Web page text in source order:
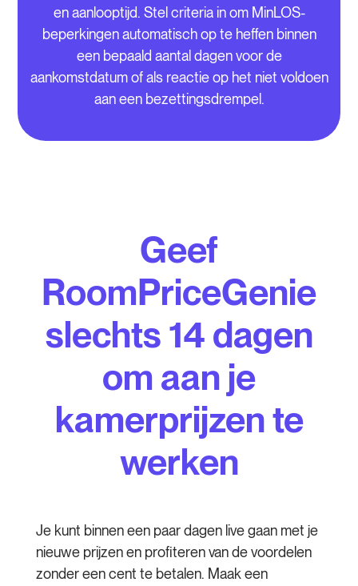
en aanlooptijd. Stel criteria in om MinLOS-
beperkingen automatisch op te heffen binnen
een bepaald aantal dagen voor de
aankomstdatum of als reactie op het niet voldoen
aan een bezettingsdrempel.
Geef
RoomPriceGenie
slechts 14 dagen
om aan je
kamerprijzen te
werken
Je kunt binnen een paar dagen live gaan met je
nieuwe prijzen en profiteren van de voordelen
zonder een cent te betalen. Maak een